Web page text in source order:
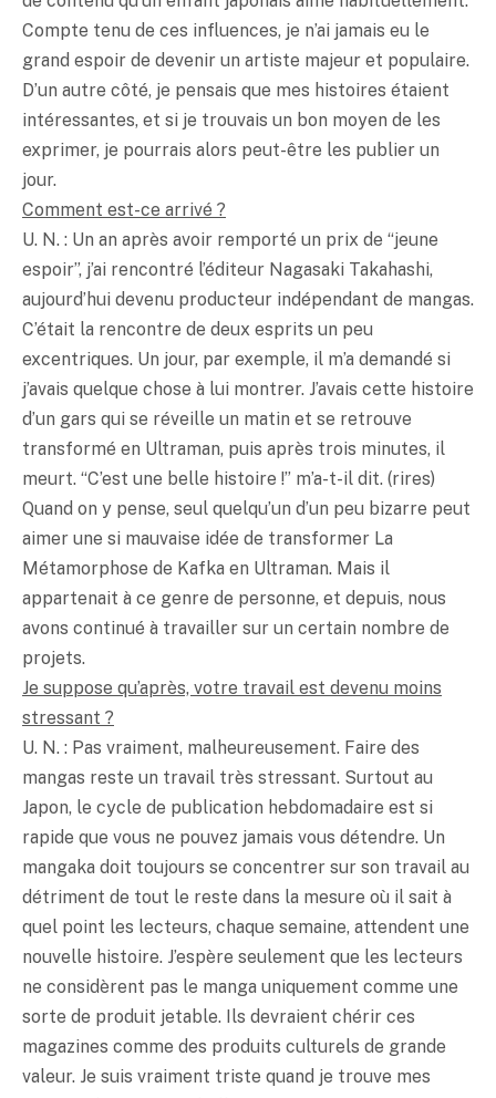
Compte tenu de ces influences, je n’ai jamais eu le
grand espoir de devenir un artiste majeur et populaire.
D’un autre côté, je pensais que mes histoires étaient
intéressantes, et si je trouvais un bon moyen de les
exprimer, je pourrais alors peut-être les publier un
jour.
Comment est-ce arrivé ?
U. N. : Un an après avoir remporté un prix de “jeune
espoir”, j’ai rencontré l’éditeur Nagasaki Takahashi,
aujourd’hui devenu producteur indépendant de mangas.
C’était la rencontre de deux esprits un peu
excentriques. Un jour, par exemple, il m’a demandé si
j’avais quelque chose à lui montrer. J’avais cette histoire
d’un gars qui se réveille un matin et se retrouve
transformé en Ultraman, puis après trois minutes, il
meurt. “C’est une belle histoire !” m’a-t-il dit. (rires)
Quand on y pense, seul quelqu’un d’un peu bizarre peut
aimer une si mauvaise idée de transformer La
Métamorphose de Kafka en Ultraman. Mais il
appartenait à ce genre de personne, et depuis, nous
avons continué à travailler sur un certain nombre de
projets.
Je suppose qu’après, votre travail est devenu moins
stressant ?
U. N. : Pas vraiment, malheureusement. Faire des
mangas reste un travail très stressant. Surtout au
Japon, le cycle de publication hebdomadaire est si
rapide que vous ne pouvez jamais vous détendre. Un
mangaka doit toujours se concentrer sur son travail au
détriment de tout le reste dans la mesure où il sait à
quel point les lecteurs, chaque semaine, attendent une
nouvelle histoire. J’espère seulement que les lecteurs
ne considèrent pas le manga uniquement comme une
sorte de produit jetable. Ils devraient chérir ces
magazines comme des produits culturels de grande
valeur. Je suis vraiment triste quand je trouve mes